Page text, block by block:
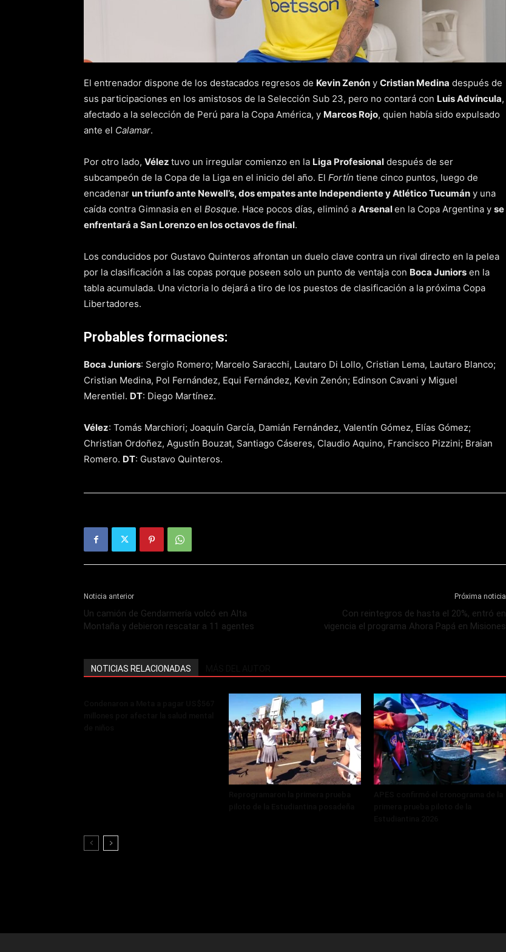
El entrenador dispone de los destacados regresos de Kevin Zenón y Cristian Medina después de
sus participaciones en los amistosos de la Selección Sub 23, pero no contará con Luis Advíncula,
afectado a la selección de Perú para la Copa América, y Marcos Rojo, quien había sido expulsado
ante el Calamar.
Por otro lado, Vélez tuvo un irregular comienzo en la Liga Profesional después de ser
subcampeón de la Copa de la Liga en el inicio del año. El Fortín tiene cinco puntos, luego de
encadenar un triunfo ante Newell’s, dos empates ante Independiente y Atlético Tucumán y una
caída contra Gimnasia en el Bosque. Hace pocos días, eliminó a Arsenalen la Copa Argentina y se
enfrentará a San Lorenzo en los octavos de final.
Los conducidos por Gustavo Quinteros afrontan un duelo clave contra un rival directo en la pelea
por la clasificación a las copas porque poseen solo un punto de ventaja con Boca Juniors en la
tabla acumulada. Una victoria lo dejará a tiro de los puestos de clasificación a la próxima Copa
Libertadores.
Probables formaciones:
Boca Juniors: Sergio Romero; Marcelo Saracchi, Lautaro Di Lollo, Cristian Lema, Lautaro Blanco;
Cristian Medina, Pol Fernández, Equi Fernández, Kevin Zenón; Edinson Cavani y Miguel
Merentiel. DT: Diego Martínez.
Vélez: Tomás Marchiori; Joaquín García, Damián Fernández, Valentín Gómez, Elías Gómez;
Christian Ordoñez, Agustín Bouzat, Santiago Cáseres, Claudio Aquino, Francisco Pizzini; Braian
Romero. DT: Gustavo Quinteros.
Noticia anterior
Un camión de Gendarmería volcó en Alta
Montaña y debieron rescatar a 11 agentes
Próxima noticia
Con reintegros de hasta el 20%, entró en
vigencia el programa Ahora Papá en Misiones
NOTICIAS RELACIONADAS